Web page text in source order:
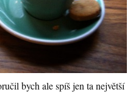
bych ale spíš jen ta největší